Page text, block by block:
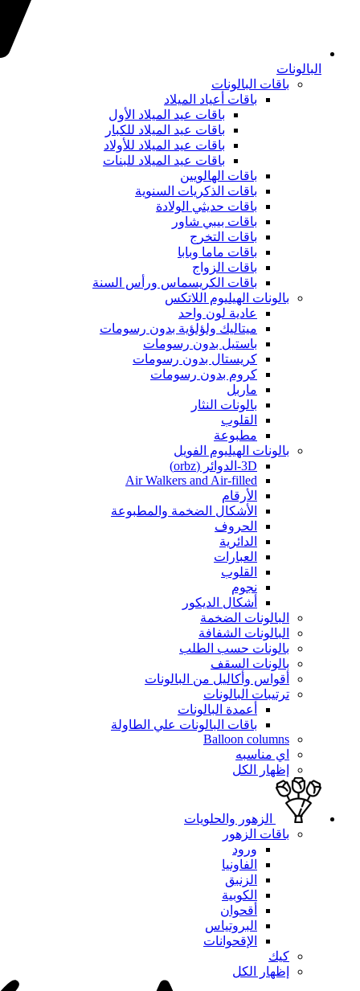
البالونات
باقات البالونات
باقات أعياد الميلاد
باقات عيد الميلاد الأول
باقات عيد الميلاد للكبار
باقات عيد الميلاد للأولاد
باقات عيد الميلاد للبنات
باقات الهالويين
باقات الذكريات السنوية
باقات حديثي الولادة
باقات بيبي شاور
باقات التخرج
باقات ماما وبابا
باقات الزواج
باقات الكريسماس ورأس السنة
بالونات الهيليوم اللاتكس
عادية لون واحد
ميتاليك ولؤلؤية بدون رسومات
باستيل بدون رسومات
كريستال بدون رسومات
كروم بدون رسومات
ماربل
بالونات النثار
القلوب
مطبوعة
بالونات الهيليوم الفويل
3D-الدوائر (orbz)
Air Walkers and Air-filled
الأرقام
الأشكال الضخمة والمطبوعة
الحروف
الدائرية
العبارات
القلوب
نجوم
أشكال الديكور
البالونات الضخمة
البالونات الشفافة
بالونات حسب الطلب
بالونات السقف
أقواس وأكاليل من البالونات
ترتيبات البالونات
أعمدة البالونات
باقات البالونات علي الطاولة
Balloon columns
اي مناسبه
إظهار الكل
الزهور والحلويات
باقات الزهور
ورود
الفاونيا
الزنبق
الكوبية
أقحوان
البروتياس
الإقحوانات
كيك
إظهار الكل